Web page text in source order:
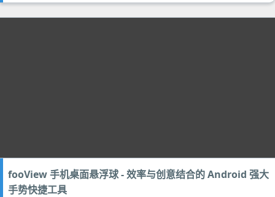
fooView 手机桌面悬浮球 - 效率与创意结合的 Android 强大
手势快捷工具